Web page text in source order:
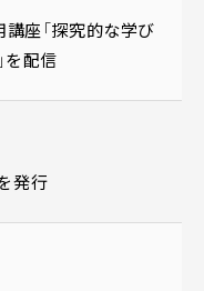
座「探究的な学び
を配信
発行